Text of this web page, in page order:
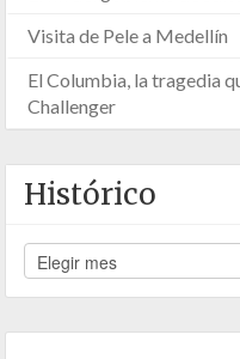
Visita de Pele a Medellín
El Columbia, la tragedia
Challenger
Histórico